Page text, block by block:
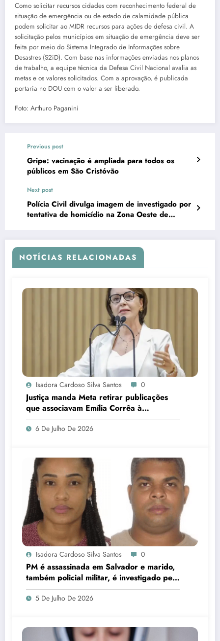
Como solicitar recursos cidades com reconhecimento federal de
situação de emergência ou de estado de calamidade pública
podem solicitar ao MIDR recursos para ações de defesa civil. A
solicitação pelos municípios em situação de emergência deve ser
feita por meio do Sistema Integrado de Informações sobre
Desastres (S2iD). Com base nas informações enviadas nos planos
de trabalho, a equipe técnica da Defesa Civil Nacional avalia as
metas e os valores solicitados. Com a aprovação, é publicada
portaria no DOU com o valor a ser liberado.
Foto: Arthuro Paganini
Previous post
Gripe: vacinação é ampliada para todos os
públicos em São Cristóvão
Next post
Polícia Civil divulga imagem de investigado por
tentativa de homicídio na Zona Oeste de
NOTÍCIAS RELACIONADAS
Isadora Cardoso Silva Santos 0
Justiça manda Meta retirar publicações
que associavam Emília Corrêa à
corrupção e identificar responsáveis
6 De Julho De 2026
Isadora Cardoso Silva Santos 0
PM é assassinada em Salvador e marido,
também policial militar, é investigado pelo
crime
5 De Julho De 2026